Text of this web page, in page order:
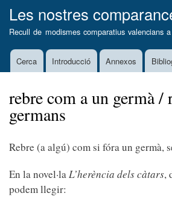
al
contingut
Les nostres
Recull de modismes comparatius valencians a
MainCerca Introducció Annexos
rebre com a un germà /
germans
Rebre (a algú) com si fóra un germà,
En la novel·laL’herència dels càtars,
podem llegir: